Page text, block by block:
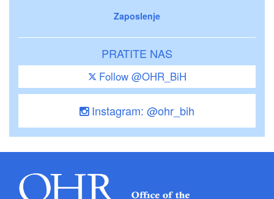
Zaposlenje
PRATITE NAS
Follow @OHR_BiH
Instagram: @ohr_bih